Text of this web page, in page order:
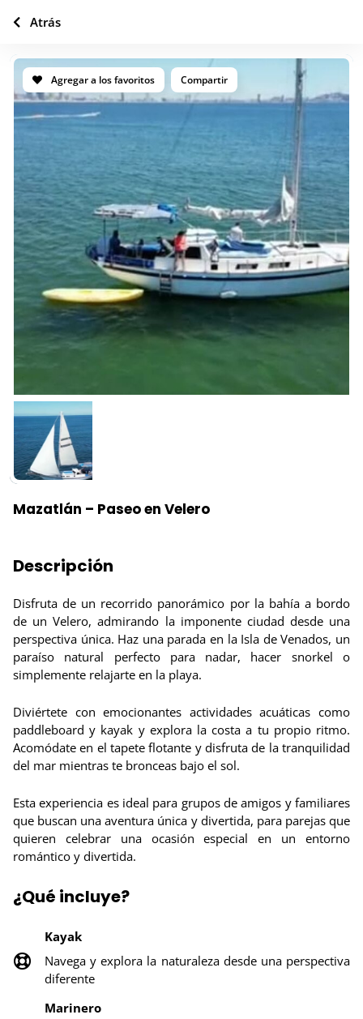
Agregar a los favoritos Compartir
Mazatlán – Paseo en Velero
Descripción
Disfruta de un recorrido panorámico por la bahía a bordo
de un Velero, admirando la imponente ciudad desde una
perspectiva única. Haz una parada en la Isla de Venados, un
paraíso natural perfecto para nadar, hacer snorkel o
simplemente relajarte en la playa.
Diviértete con emocionantes actividades acuáticas como
paddleboard y kayak y explora la costa a tu propio ritmo.
Acomódate en el tapete flotante y disfruta de la tranquilidad
del mar mientras te bronceas bajo el sol.
Esta experiencia es ideal para grupos de amigos y familiares
que buscan una aventura única y divertida, para parejas que
quieren celebrar una ocasión especial en un entorno
romántico y divertida.
¿Qué incluye?
Kayak
Navega y explora la naturaleza desde una perspectiva
diferente
Marinero
Atrás